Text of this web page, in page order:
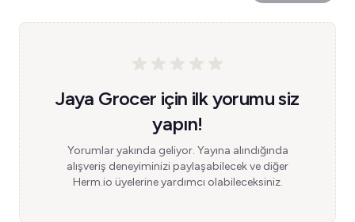
Jaya Grocer için ilk yorumu siz
yapın!
Yorumlar yakında geliyor. Yayına alındığında
alışveriş deneyiminizi paylaşabilecek ve diğer
Herm.io üyelerine yardımcı olabileceksiniz.